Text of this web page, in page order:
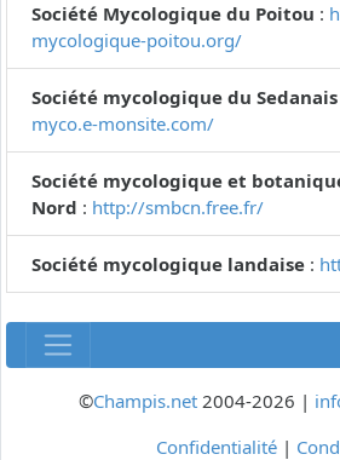
Société Mycologique du Poitou :
mycologique-poitou.org/
Société mycologique du Sedanais
myco.e-monsite.com/
Société mycologique et
Nord : http://smbcn.free.fr/
Société mycologique landaise :
©Champis.net2004-2026 |
Confidentialité |